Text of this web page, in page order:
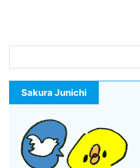
Sakura Junichi